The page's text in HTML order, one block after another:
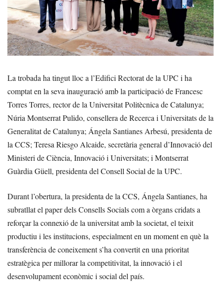
La trobada ha tingut lloc a l’Edifici Rectorat de la UPC i ha
comptat en la seva inauguració amb la participació de Francesc
Torres Torres, rector de la Universitat Politècnica de Catalunya;
Núria Montserrat Pulido, consellera de Recerca i Universitats de la
Generalitat de Catalunya; Ángela Santianes Arbesú, presidenta de
la CCS; Teresa Riesgo Alcaide, secretària general d’Innovació del
Ministeri de Ciència, Innovació i Universitats; i Montserrat
Guàrdia Güell, presidenta del Consell Social de la UPC.
Durant l’obertura, la presidenta de la CCS, Ángela Santianes, ha
subratllat el paper dels Consells Socials com a òrgans cridats a
reforçar la connexió de la universitat amb la societat, el teixit
productiu i les institucions, especialment en un moment en què la
transferència de coneixement s’ha convertit en una prioritat
estratègica per millorar la competitivitat, la innovació i el
desenvolupament econòmic i social del país.